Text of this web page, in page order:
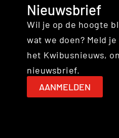
Nieuwsbrief
Wil je op de hoogte
wat we doen? Meld
het Kwibusnieuws,
nieuwsbrief.
AANMELDEN